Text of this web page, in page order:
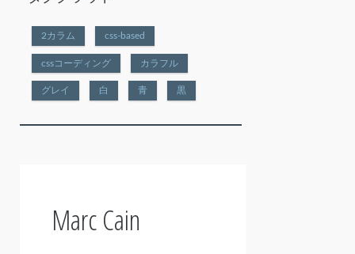
2カラム css-based
cssコーディング カラフル
グレイ 白 青 黒
Marc Cain